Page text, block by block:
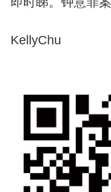
KellyChu